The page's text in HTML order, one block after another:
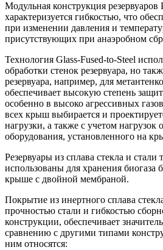
Модульная конструкция
характеризуется гибкостью, что
при изменении давления и
присутствующих при анаэробном
Технология Glass-Fused-to-Steel
обработки стенок резервуара, но
резервуара, например, для
обеспечивает высокую степень
особенно в высоко агрессивных
всех крыш выбирается и
нагрузки, а также с учетом нагрузок
оборудования, установленного на
Резервуары из сплава стекла и стали
использованы для хранения биогаза
крыше с двойной мембраной.
Покрытие из инертного сплава
прочностью стали и гибкостью
конструкции, обеспечивает
сравнению с другими типами
ним относятся: